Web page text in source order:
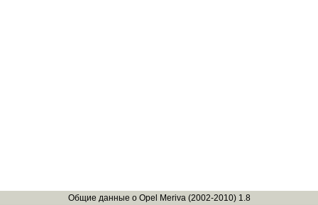
Общие данные о Opel Meriva (2002-2010) 1.8